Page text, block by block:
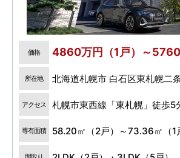
価格 4860万円（1戸）～5760
所在地 北海道札幌市 白石区東札幌二
アクセス 札幌市東西線「東札幌」徒歩5
専有面積 58.20㎡（2戸）～73.36㎡（1